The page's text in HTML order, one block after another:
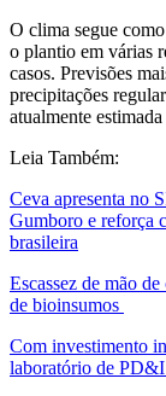
O clima segue
o plantio em várias
casos. Previsões
precipitações
atualmente
Leia Também:
Ceva apresenta no
Gumboro e reforça
brasileira
Escassez de mão
de bioinsumos
Com investimento
laboratório de